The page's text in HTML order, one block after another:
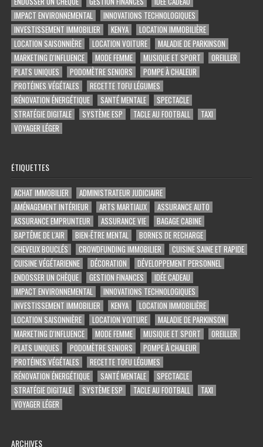
IMPACT ENVIRONNEMENTAL
INNOVATIONS TECHNOLOGIQUES
INVESTISSEMENT IMMOBILIER
KENYA
LOCATION IMMOBILIÈRE
LOCATION SAISONNIÈRE
LOCATION VOITURE
MALADIE DE PARKINSON
MARKETING D'INFLUENCE
MODE FEMME MUSIQUE ET SPORT
OREILLER
PLATS UNIQUES
PODOMÈTRE SENIORS
POMPE À CHALEUR
PROTÉINES VÉGÉTALES
RECETTE TOFU LÉGUMES
RÉNOVATION ÉNERGÉTIQUE
SANTÉ MENTALE
SPECTACLE
STRATÉGIE DIGITALE
SYSTÈME ESP TACLE AU FOOTBALL
TAXI
VOYAGER LÉGER
ÉTIQUETTES
ACHAT IMMOBILIER
ADMINISTRATEUR JUDICIAIRE
AMÉNAGEMENT INTÉRIEUR
ARTS MARTIAUX
ASSURANCE AUTO
ASSURANCE EMPRUNTEUR
ASSURANCE VIE
BAGAGE CABINE
BAPTÊME DE L'AIR
BIEN-ÊTRE MENTAL
BORNES DE RECHARGE
CHEVEUX BOUCLÉS
CROWDFUNDING IMMOBILIER
CUISINE SAINE ET RAPIDE
CUISINE VÉGÉTARIENNE
DÉCORATION
DÉVELOPPEMENT PERSONNEL
ENDOSSER UN CHÈQUE
GESTION FINANCES
IDÉE CADEAU
IMPACT ENVIRONNEMENTAL
INNOVATIONS TECHNOLOGIQUES
INVESTISSEMENT IMMOBILIER
KENYA
LOCATION IMMOBILIÈRE
LOCATION SAISONNIÈRE
LOCATION VOITURE
MALADIE DE PARKINSON
MARKETING D'INFLUENCE
MODE FEMME MUSIQUE ET SPORT
OREILLER
PLATS UNIQUES
PODOMÈTRE SENIORS
POMPE À CHALEUR
PROTÉINES VÉGÉTALES
RECETTE TOFU LÉGUMES
RÉNOVATION ÉNERGÉTIQUE
SANTÉ MENTALE
SPECTACLE
STRATÉGIE DIGITALE
SYSTÈME ESP TACLE AU FOOTBALL
TAXI
VOYAGER LÉGER
ARCHIVES